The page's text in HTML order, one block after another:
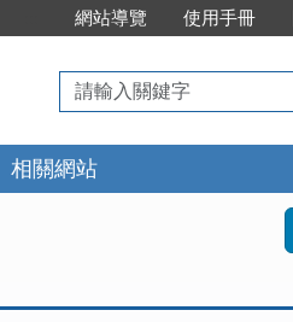
網站導覽 使用手冊
請
輸
入
關
鍵
相關網站